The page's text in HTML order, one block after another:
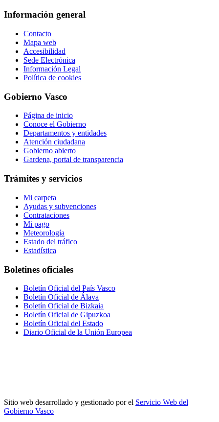
Información general
Contacto
Mapa web
Accesibilidad
Sede Electrónica
Información Legal
Política de cookies
Gobierno Vasco
Página de inicio
Conoce el Gobierno
Departamentos y entidades
Atención ciudadana
Gobierno abierto
Gardena, portal de transparencia
Trámites y servicios
Mi carpeta
Ayudas y subvenciones
Contrataciones
Mi pago
Meteorología
Estado del tráfico
Estadística
Boletines oficiales
Boletín Oficial del País Vasco
Boletín Oficial de Álava
Boletín Oficial de Bizkaia
Boletín Oficial de Gipuzkoa
Boletín Oficial del Estado
Diario Oficial de la Unión Europea
Sitio web desarrollado y gestionado por el Servicio Web del
Gobierno Vasco